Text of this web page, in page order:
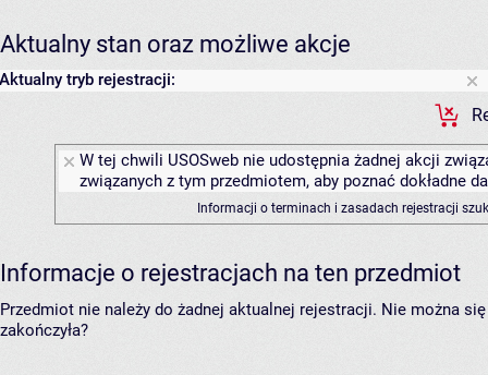
Aktualny stan oraz możliwe akcje
Aktualny tryb rejestracji:
W tej chwili USOSweb nie udostępnia żadnej akcji
związanych z tym przedmiotem, aby poznać dokładne
Informacji o terminach i zasadach rejestracji
Informacje o rejestracjach na ten przedmiot
Przedmiot nie należy do żadnej aktualnej rejestracji. Nie można
zakończyła?